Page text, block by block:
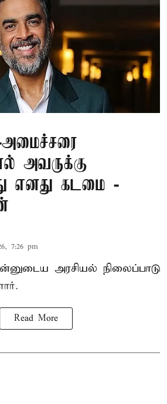
அவருக்கு
எனது கடமை -
7:26 pm
அரசியல் நிலைப்பாடு
Read More